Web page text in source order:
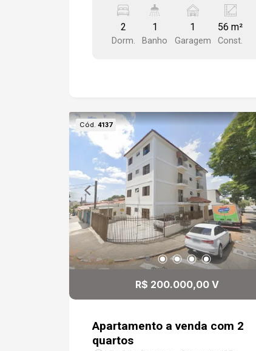
monitoramento para câmeras e portaria
eletrônica.
2
Dorm.
1
Banho
1
Garagem
56 m²
Const.
Cód. 4137
R$ 200.000,00 V
Apartamento a venda com 2
quartos